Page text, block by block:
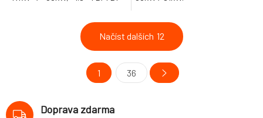
Načíst dalších 12
1 36
Doprava zdarma